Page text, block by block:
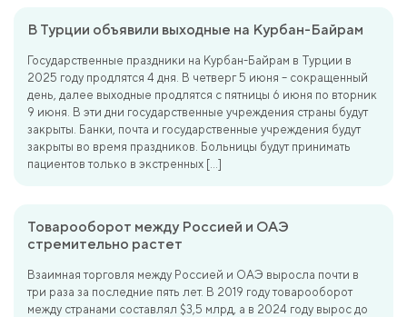
В Турции объявили выходные на Курбан-Байрам
Государственные праздники на Курбан-Байрам в Турции в
2025 году продлятся 4 дня. В четверг 5 июня – сокращенный
день, далее выходные продлятся с пятницы 6 июня по вторник
9 июня. В эти дни государственные учреждения страны будут
закрыты. Банки, почта и государственные учреждения будут
закрыты во время праздников. Больницы будут принимать
пациентов только в экстренных […]
Товарооборот между Россией и ОАЭ
стремительно растет
Взаимная торговля между Россией и ОАЭ выросла почти в
три раза за последние пять лет. В 2019 году товарооборот
между странами составлял $3,5 млрд, а в 2024 году вырос до